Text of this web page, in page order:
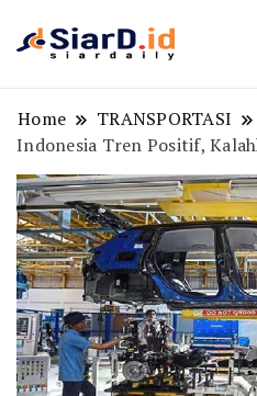
Home TRANSPORTASI
Indonesia Tren Positif,